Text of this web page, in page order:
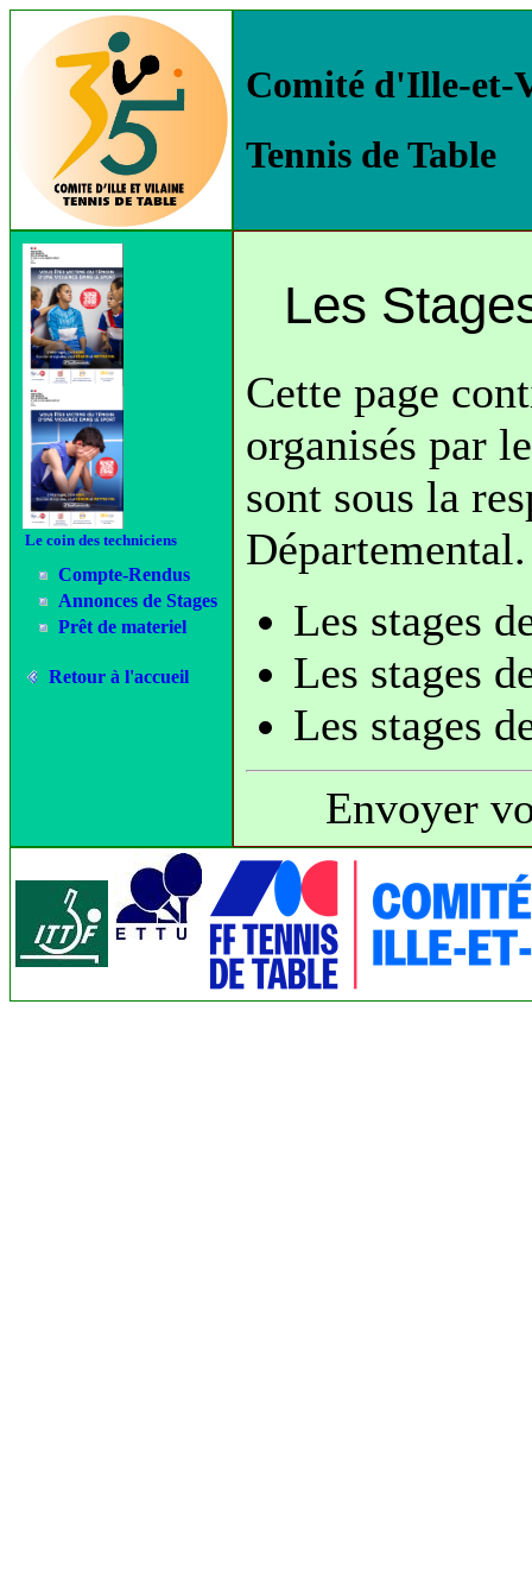
Comité d'Ille-et-
Tennis de Table
Le coin des techniciens
Compte-Rendus
Annonces de Stages
Prêt de materiel
Retour à l'accueil
Les
Cette page
organisés par
sont sous la
Les stages
Les stages
Les stages
Envoyer